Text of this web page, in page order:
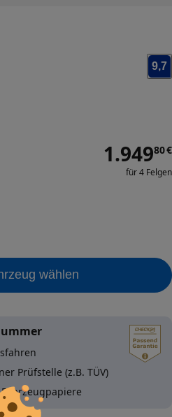
9,7
1.94980€
für 4 Felgen
wählen
Prüfstelle (z.B. TÜV)